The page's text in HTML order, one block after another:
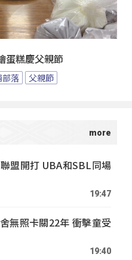
蛋糕慶父親節
部落 父親節
盟開打 UBA和SBL同場
19:47
無照卡關22年 衝擊童受
19:40